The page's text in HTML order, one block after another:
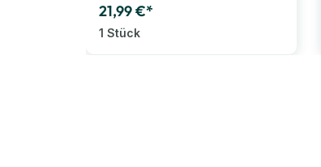
21,99 €*
1 Stück